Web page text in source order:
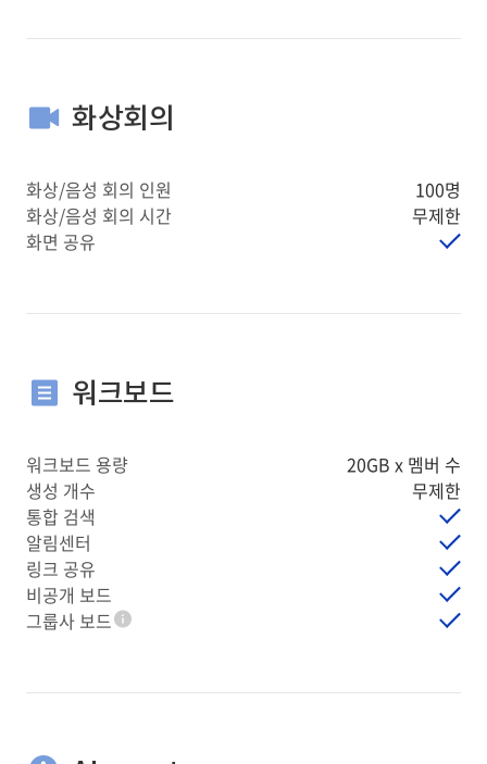
화상회의
화상/음성 회의 인원
100명
화상/음성 회의 시간
무제한
화면 공유
워크보드
워크보드 용량
20GB x 멤버 수
생성 개수
무제한
통합 검색
알림센터
링크 공유
비공개 보드
그룹사 보드